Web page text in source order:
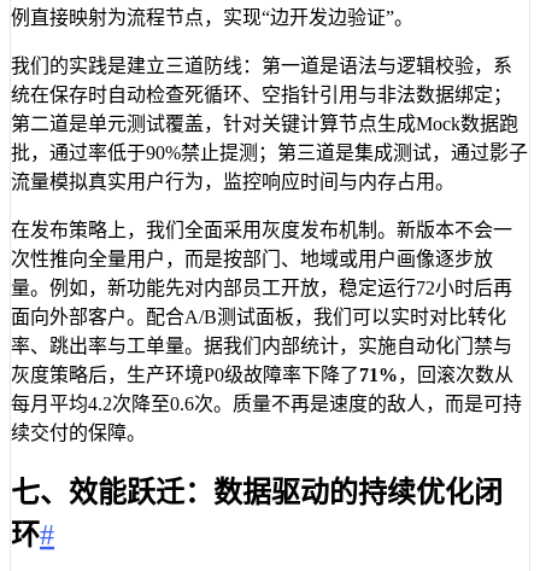
例直接映射为流程节点，实现“边开发边验证”。
我们的实践是建立三道防线：第一道是语法与逻辑校验，系
统在保存时自动检查死循环、空指针引用与非法数据绑定；
第二道是单元测试覆盖，针对关键计算节点生成Mock数据跑
批，通过率低于90%禁止提测；第三道是集成测试，通过影子
流量模拟真实用户行为，监控响应时间与内存占用。
在发布策略上，我们全面采用灰度发布机制。新版本不会一
次性推向全量用户，而是按部门、地域或用户画像逐步放
量。例如，新功能先对内部员工开放，稳定运行72小时后再
面向外部客户。配合A/B测试面板，我们可以实时对比转化
率、跳出率与工单量。据我们内部统计，实施自动化门禁与
灰度策略后，生产环境P0级故障率下降了71%，回滚次数从
每月平均4.2次降至0.6次。质量不再是速度的敌人，而是可持
续交付的保障。
七、效能跃迁：数据驱动的持续优化闭
环#